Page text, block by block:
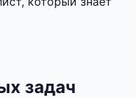
задач